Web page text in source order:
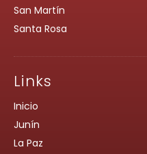
San Martín
Santa Rosa
Links
Inicio
Junín
La Paz